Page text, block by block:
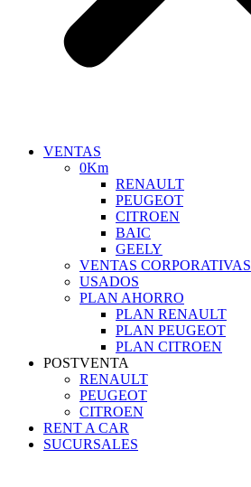
VENTAS
0Km
RENAULT
PEUGEOT
CITROEN
BAIC
GEELY
VENTAS CORPORATIVAS
USADOS
PLAN AHORRO
PLAN RENAULT
PLAN PEUGEOT
PLAN CITROEN
POSTVENTA
RENAULT
PEUGEOT
CITROEN
RENT A CAR
SUCURSALES